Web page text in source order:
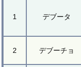
1 デブータ
2 デブーチョ